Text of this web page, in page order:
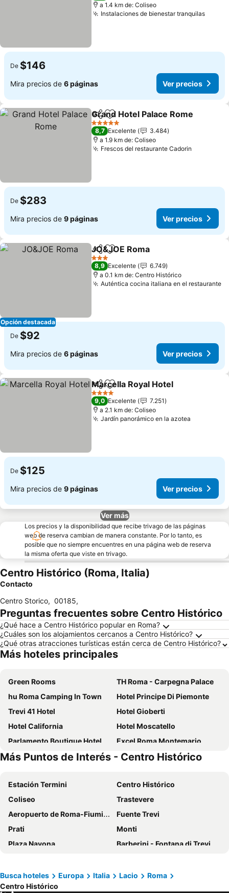
a 1.4 km de: Coliseo
Instalaciones de bienestar tranquilas
De $146
Mira precios de 6 páginas Ver precios
CompartirAgregar a favoritos
Grand Hotel Palace Rome
5 Estrellas
8,7 Excelente
3.484
a 1.9 km de: Coliseo
Frescos del restaurante Cadorin
De $283
Mira precios de 9 páginas Ver precios
Opción destacada
CompartirAgregar a favoritos
JO&JOE Roma
3 Estrellas
8,9 Excelente
6.749
a 0.1 km de: Centro Histórico
Auténtica cocina italiana en el restaurante
De $92
Mira precios de 6 páginas Ver precios
CompartirAgregar a favoritos
Marcella Royal Hotel
4 Estrellas
9,0 Excelente
7.251
a 2.1 km de: Coliseo
Jardín panorámico en la azotea
De $125
Mira precios de 9 páginas Ver precios
Ver más
Los precios y la disponibilidad que recibe trivago de las páginas
web de reserva cambian de manera constante. Por lo tanto, es
posible que no siempre encuentres en una página web de reserva
la misma oferta que viste en trivago.
Centro Histórico (Roma, Italia)
Contacto
Centro Storico, 00185,
Preguntas frecuentes sobre Centro Histórico
¿Qué hace a Centro Histórico popular en Roma?
¿Cuáles son los alojamientos cercanos a Centro Histórico?
¿Qué otras atracciones turísticas están cerca de Centro Histórico?
Más hoteles principales
Green Rooms
TH Roma - Carpegna Palace
hu Roma Camping In Town
Hotel Principe Di Piemonte
Trevi 41 Hotel
Hotel Gioberti
Hotel California
Hotel Moscatello
Parlamento Boutique Hotel
Excel Roma Montemario
Grand Hotel Tiberio
Hotel Elite
Palma Residences In Rome
Best Western Premier Hotel Royal Santina
Hotel Des Epoques
Hotel Family House
Hotel Impero
NH Collection Roma Centro
B&B HOTEL Roma Fiumicino Aeroporto Fiera 1
Hotel Alessandrino
Hotel Nord Nuova Roma
Alessandro Palace & Bar
Hotel Tirreno
Bettoja Hotel Massimo d'Azeglio
Best Western Plus Hotel Universo
Más Puntos de Interés - Centro Histórico
Estación Termini
Centro Histórico
Coliseo
Trastevere
Aeropuerto de Roma-Fiumicino
Fuente Trevi
Prati
Monti
Plaza Navona
Barberini - Fontana di Trevi Metro Station
Nápoles Subterránea
Iglesia de San Juan en la Puerta Latina
Puerto de Nápoles
Busca hoteles Europa Italia Lacio
Roma
Centro Histórico